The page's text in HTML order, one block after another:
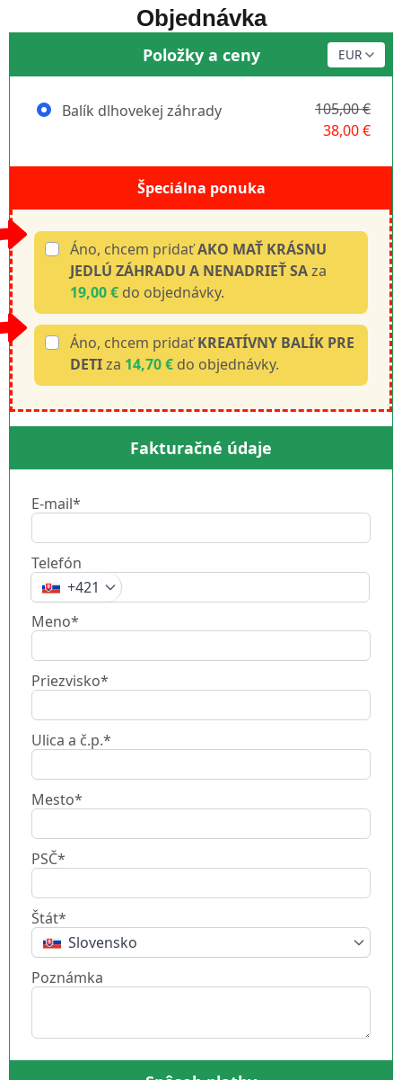
Objednávka
Položky a ceny
Balík dlhovekej záhrady
105,00 €
38,00 €
Špeciálna ponuka
Áno, chcem pridaťAKO MAŤ KRÁSNU
JEDLÚ ZÁHRADU A NENADRIEŤ SAza
19,00 € do objednávky.
Áno, chcem pridaťKREATÍVNY BALÍK PRE
DETIza 14,70 € do objednávky.
Fakturačné údaje
E-mail*
Telefón
+421
Meno*
Priezvisko*
Ulica a č.p.*
Mesto*
PSČ*
Štát*
Slovensko
Poznámka